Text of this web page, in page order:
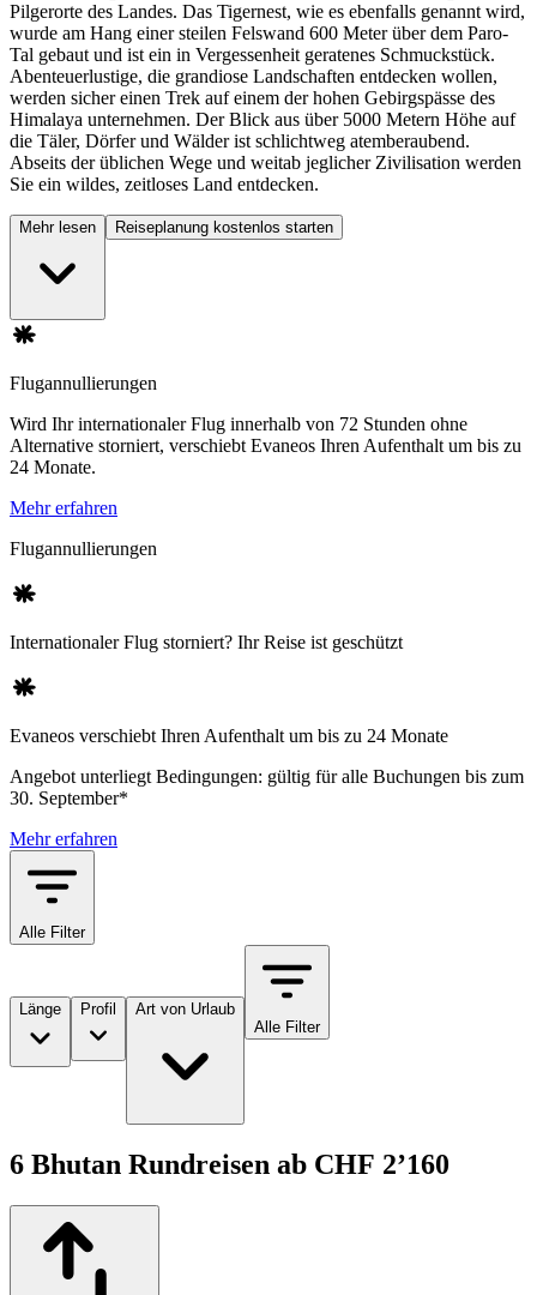
Pilgerorte des Landes. Das Tigernest, wie es ebenfalls genannt wird,
wurde am Hang einer steilen Felswand 600 Meter über dem Paro-
Tal gebaut und ist ein in Vergessenheit geratenes Schmuckstück.
Abenteuerlustige, die grandiose Landschaften entdecken wollen,
werden sicher einen Trek auf einem der hohen Gebirgspässe des
Himalaya unternehmen. Der Blick aus über 5000 Metern Höhe auf
die Täler, Dörfer und Wälder ist schlichtweg atemberaubend.
Abseits der üblichen Wege und weitab jeglicher Zivilisation werden
Sie ein wildes, zeitloses Land entdecken.
Mehr lesen Reiseplanung kostenlos starten
Flugannullierungen
Wird Ihr internationaler Flug innerhalb von 72 Stunden ohne
Alternative storniert, verschiebt Evaneos Ihren Aufenthalt um bis zu
24 Monate.
Mehr erfahren
Flugannullierungen
Internationaler Flug storniert? Ihr Reise ist geschützt
Evaneos verschiebt Ihren Aufenthalt um bis zu 24 Monate
Angebot unterliegt Bedingungen: gültig für alle Buchungen bis zum
30. September*
Mehr erfahren
Alle Filter
Länge Profil
Art von Urlaub
Alle Filter
6 Bhutan Rundreisen ab CHF 2’160